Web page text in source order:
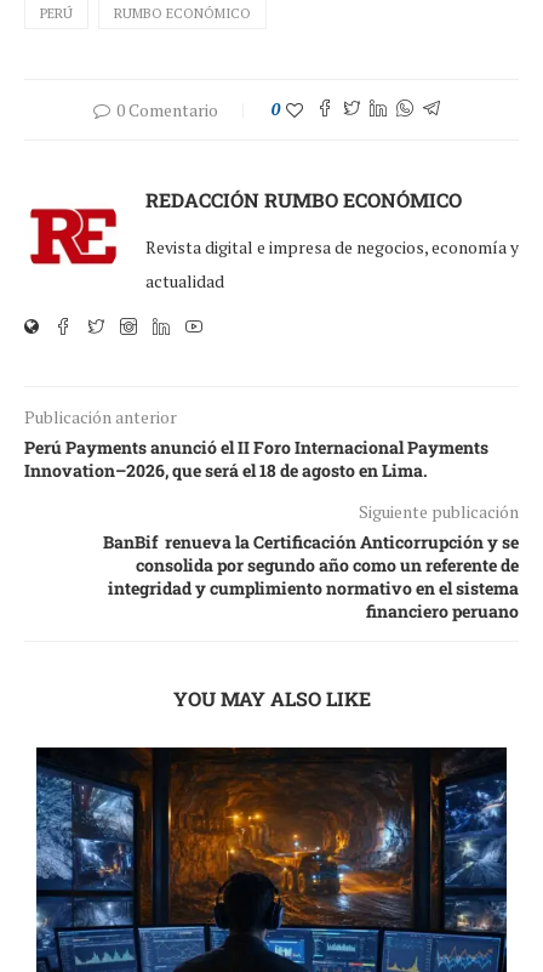
PERÚ RUMBO ECONÓMICO
0 Comentario 0
REDACCIÓN RUMBO ECONÓMICO
Revista digital e impresa de negocios, economía y
actualidad
Publicación anterior
Perú Payments anunció el II Foro Internacional Payments
Innovation–2026, que será el 18 de agosto en Lima.
Siguiente publicación
BanBif renueva la Certificación Anticorrupción y se
consolida por segundo año como un referente de
integridad y cumplimiento normativo en el sistema
financiero peruano
YOU MAY ALSO LIKE